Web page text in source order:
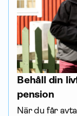
Behåll din
pension
När du får